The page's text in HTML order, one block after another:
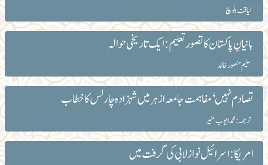
لیاقت بلوچ
بانیانِ پاکستان کا تصور تعلیم: ایک تاریخی حوالہ
سلیم منصور خالد
تصادم نہیں‘ مفاہمت جامعہ ازہر میں شہزادہ چارلس کا خطاب
ترجمہ: محمد ایوب منیر
امریکا: اسرائیل نواز لابی کی گرفت میں